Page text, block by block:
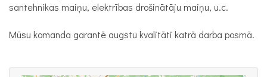
santehnikas maiņu, elektrības drošinātāju maiņu, u.c.
Mūsu komanda garantē augstu kvalitāti katrā darba posmā.